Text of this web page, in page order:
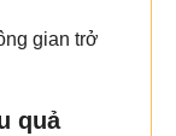
gian trở
quả